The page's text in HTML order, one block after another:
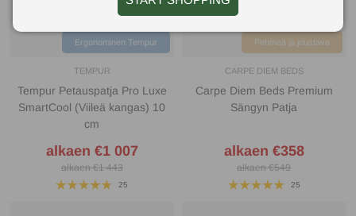
Ergonominen Tempur
TEMPUR
Tempur Petauspatja Pro Luxe
SmartCool (Viileä kangas) 10
cm
alkaen €1 007
alkaen €1 443
25
Pehmeä ja joustava
CARPE DIEM BEDS
Carpe Diem Beds Premium
Sängyn Patja
alkaen €358
alkaen €549
25